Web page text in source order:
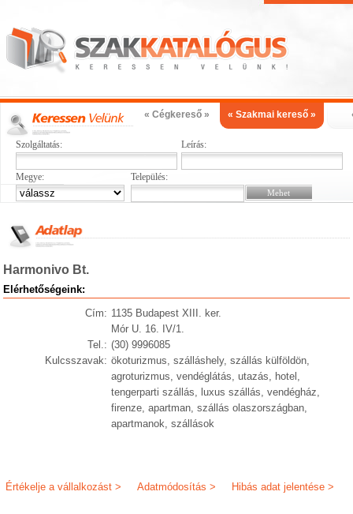
« Cégkereső » « Szakmai kereső »
Szolgáltatás: Leírás:
Megye: Település:
Harmonivo Bt.
Elérhetőségeink:
Cím: 1135 Budapest XIII. ker.
Mór U. 16. IV/1.
Tel.: (30) 9996085
Kulcsszavak: ökoturizmus, szálláshely, szállás külföldön,
agroturizmus, vendéglátás, utazás, hotel,
tengerparti szállás, luxus szállás, vendégház,
firenze, apartman, szállás olaszországban,
apartmanok, szállások
Hibás adat jelentése >
Adatmódosítás >
Értékelje a vállalkozást >